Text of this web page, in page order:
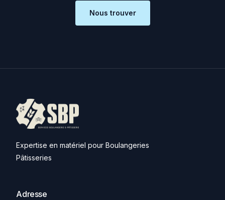
Nous trouver
Expertise en matériel pour Boulangeries
Pâtisseries
Adresse